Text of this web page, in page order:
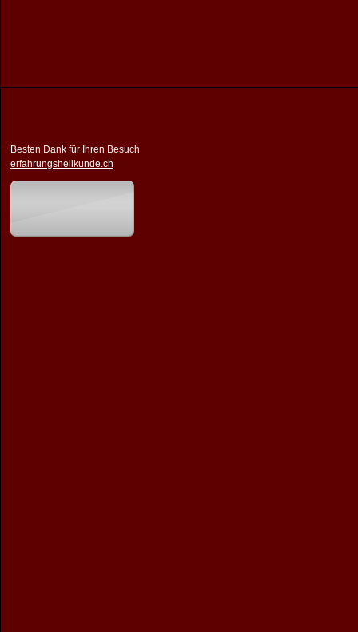
Besten Dank für Ihren Besuch
erfahrungsheilkunde.ch